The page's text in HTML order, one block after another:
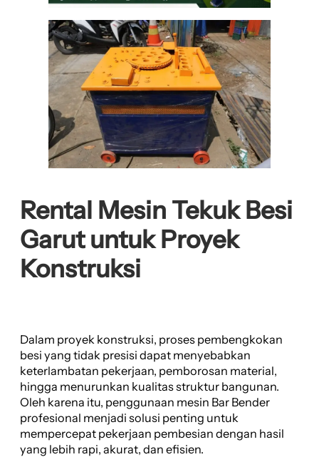
Rental Mesin Tekuk Besi
Garut untuk Proyek
Konstruksi
Dalam proyek konstruksi, proses pembengkokan
besi yang tidak presisi dapat menyebabkan
keterlambatan pekerjaan, pemborosan material,
hingga menurunkan kualitas struktur bangunan.
Oleh karena itu, penggunaan mesin Bar Bender
profesional menjadi solusi penting untuk
mempercepat pekerjaan pembesian dengan hasil
yang lebih rapi, akurat, dan efisien.